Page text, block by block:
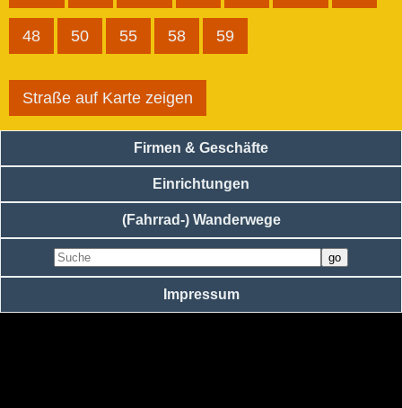
48 50 55 58 59
Straße auf Karte zeigen
Firmen & Geschäfte
Einrichtungen
(Fahrrad-) Wanderwege
Impressum